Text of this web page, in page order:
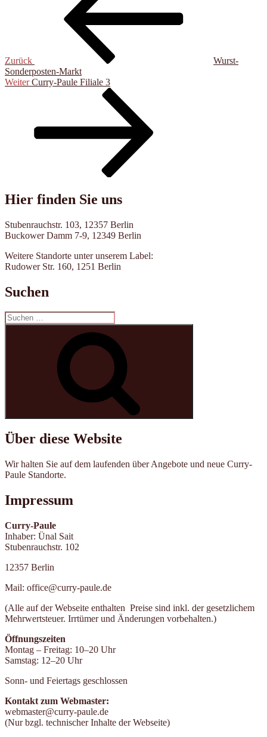
Zurück
Wurst-
Sonderposten-Markt
Nächster
Weiter Curry-Paule Filiale 3
Hier finden Sie uns
Stubenrauchstr. 103, 12357 Berlin
Buckower Damm 7-9, 12349 Berlin
Weitere Standorte unter unserem Label:
Rudower Str. 160, 1251 Berlin
Suchen
Suche
nach:
Über diese Website
Wir halten Sie auf dem laufenden über Angebote und neue Curry-
Paule Standorte.
Impressum
Curry-Paule
Inhaber: Ünal Sait
Stubenrauchstr. 102
12357 Berlin
Mail: office@curry-paule.de
(Alle auf der Webseite enthalten Preise sind inkl. der gesetzlichem
Mehrwertsteuer. Irrtümer und Änderungen vorbehalten.)
Öffnungszeiten
Montag – Freitag: 10–20 Uhr
Samstag: 12–20 Uhr
Sonn- und Feiertags geschlossen
Kontakt zum Webmaster:
webmaster@curry-paule.de
(Nur bzgl. technischer Inhalte der Webseite)